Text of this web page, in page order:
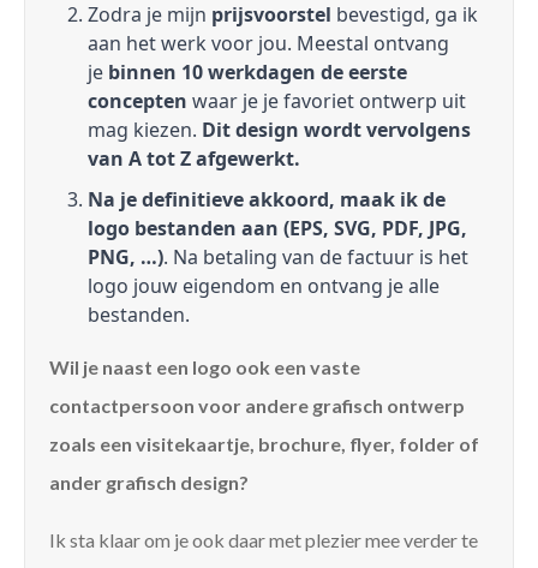
Zodra je mijn prijsvoorstel bevestigd, ga ik
aan het werk voor jou. Meestal ontvang
je binnen 10 werkdagen de eerste
concepten waar je je favoriet ontwerp uit
mag kiezen. Dit design wordt vervolgens
van A tot Z afgewerkt.
Na je definitieve akkoord, maak ik de
logo bestanden aan (EPS, SVG, PDF, JPG,
PNG, …). Na betaling van de factuur is het
logo jouw eigendom en ontvang je alle
bestanden.
Wil je naast een logo ook een vaste
contactpersoon voor andere grafisch ontwerp
zoals een visitekaartje, brochure, flyer, folder of
ander grafisch design?
Ik sta klaar om je ook daar met plezier mee verder te